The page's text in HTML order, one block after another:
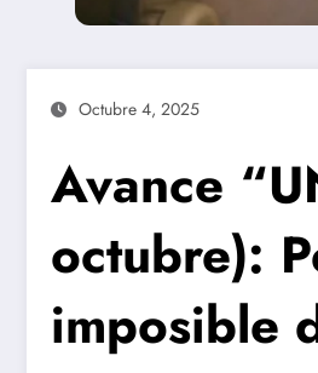
Octubre 4, 2025
Avance
octubre):
imposible